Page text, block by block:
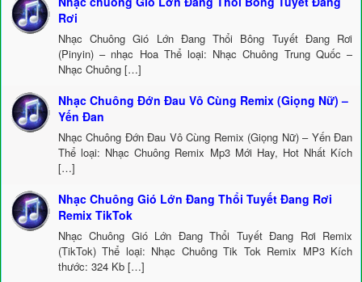
Rơi
Nhạc Chuông Gió Lớn Đang Thổi Bông Tuyết Đang Rơi
(Pinyin) – nhạc Hoa Thể loại: Nhạc Chuông Trung Quốc –
Nhạc Chuông […]
Nhạc Chuông Đớn Đau Vô Cùng Remix (Giọng Nữ) –
Yến Đan
Nhạc Chuông Đớn Đau Vô Cùng Remix (Giọng Nữ) – Yến Đan
Thể loại: Nhạc Chuông Remix Mp3 Mới Hay, Hot Nhất Kích
[…]
Nhạc Chuông Gió Lớn Đang Thổi Tuyết Đang Rơi
Remix TikTok
Nhạc Chuông Gió Lớn Đang Thổi Tuyết Đang Rơi Remix
(TikTok) Thể loại: Nhạc Chuông Tik Tok Remix MP3 Kích
thước: 324 Kb […]